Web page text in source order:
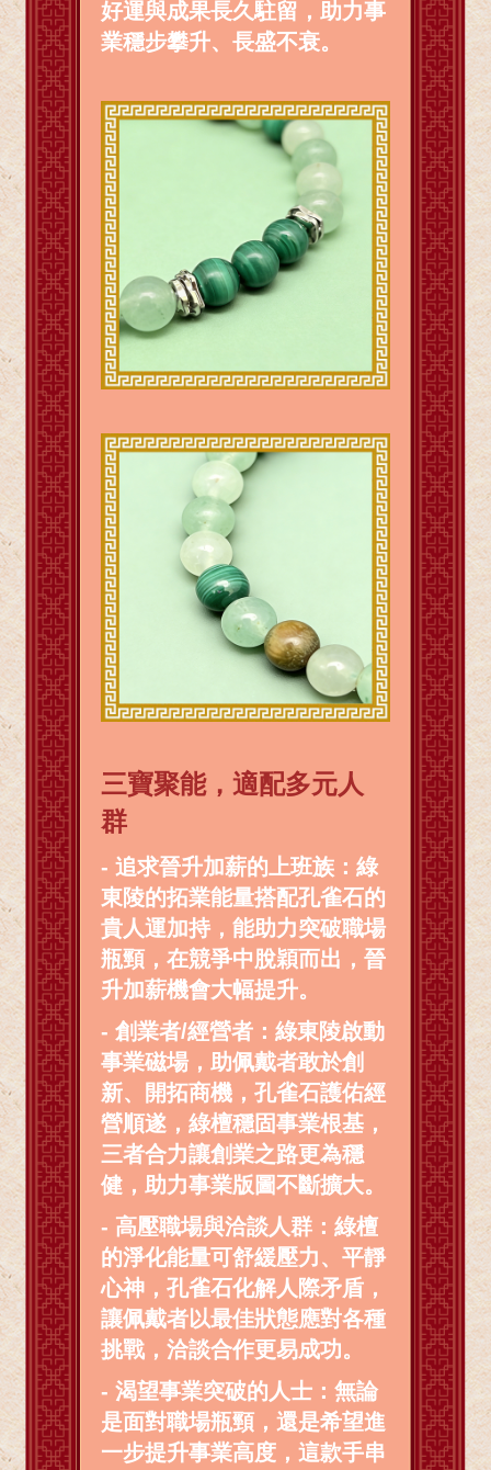
好運與成果長久駐留，助力事
業穩步攀升、長盛不衰。
三寶聚能，適配多元人
群
- 追求晉升加薪的上班族：綠
東陵的拓業能量搭配孔雀石的
貴人運加持，能助力突破職場
瓶頸，在競爭中脫穎而出，晉
升加薪機會大幅提升。
- 創業者/經營者：綠東陵啟動
事業磁場，助佩戴者敢於創
新、開拓商機，孔雀石護佑經
營順遂，綠檀穩固事業根基，
三者合力讓創業之路更為穩
健，助力事業版圖不斷擴大。
- 高壓職場與洽談人群：綠檀
的淨化能量可舒緩壓力、平靜
心神，孔雀石化解人際矛盾，
讓佩戴者以最佳狀態應對各種
挑戰，洽談合作更易成功。
- 渴望事業突破的人士：無論
是面對職場瓶頸，還是希望進
一步提升事業高度，這款手串